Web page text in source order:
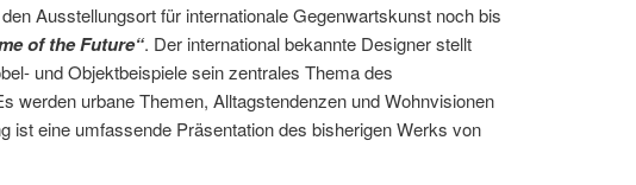
Ausstellungsort für internationale Gegenwartskunst noch bis
of the Future“. Der international bekannte Designer stellt
und Objektbeispiele sein zentrales Thema des
werden urbane Themen, Alltagstendenzen und Wohnvisionen
ist eine umfassende Präsentation des bisherigen Werks von